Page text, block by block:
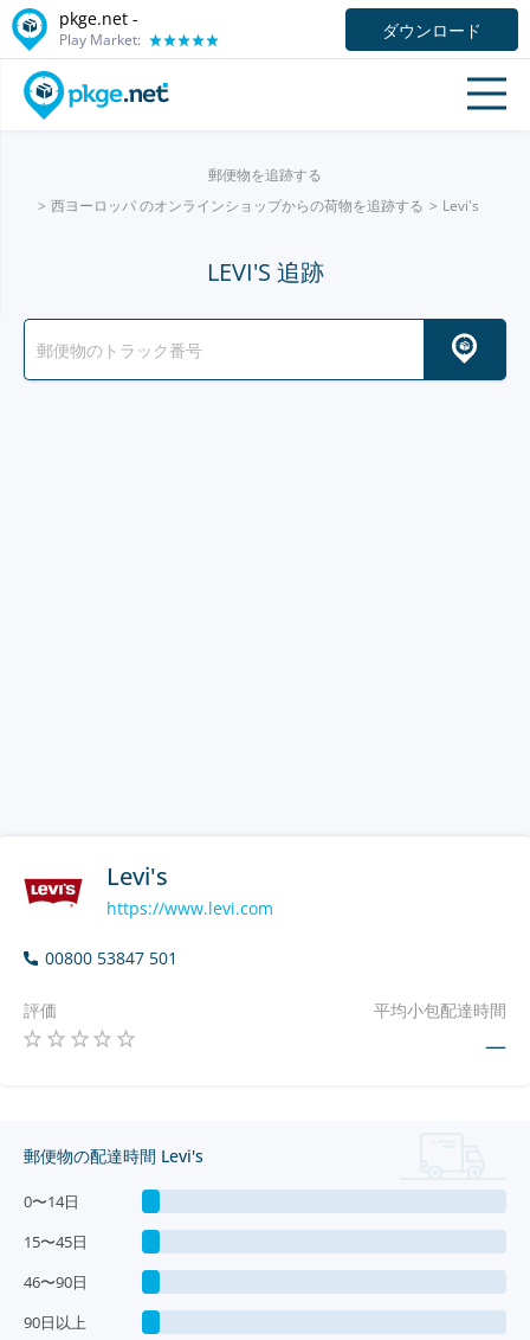
pkge.net -
Play Market: ダウンロード
郵便物を追跡する
西ヨーロッパ のオンラインショップからの荷物を追跡する
Levi's
LEVI'S 追跡
Levi's
https://www.levi.com
00800 53847 501
評価 平均小包配達時間
—
郵便物の配達時間 Levi's
0〜14日
15〜45日
46〜90日
90日以上